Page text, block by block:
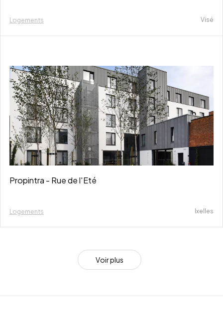
Logements Visé
Propintra - Rue de l'Eté
Logements Ixelles
Voirplus